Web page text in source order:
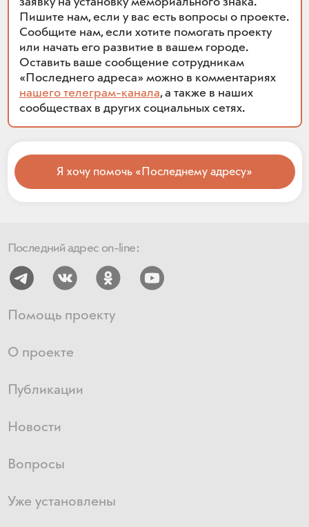
Пишите нам, если у вас есть вопросы о проекте.
Сообщите нам, если хотите помогать проекту
или начать его развитие в вашем городе.
Оставить ваше сообщение сотрудникам
«Последнего адреса» можно в комментариях
нашего телеграм-канала, а также в наших
сообществах в других социальных сетях.
Я хочу помочь «Последнему адресу»
Последний адрес on-line:
Помощь проекту
О проекте
Публикации
Новости
Вопросы
Уже установлены